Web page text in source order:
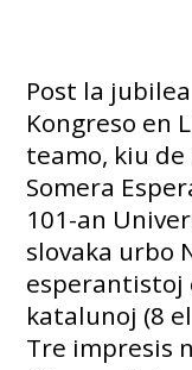
Post la
Kongreso en
teamo, kiu
Somera
101-an
slovaka urbo
esperantistoj
katalunoj (8
Tre impresis